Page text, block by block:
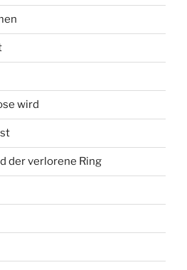
wird
der verlorene Ring